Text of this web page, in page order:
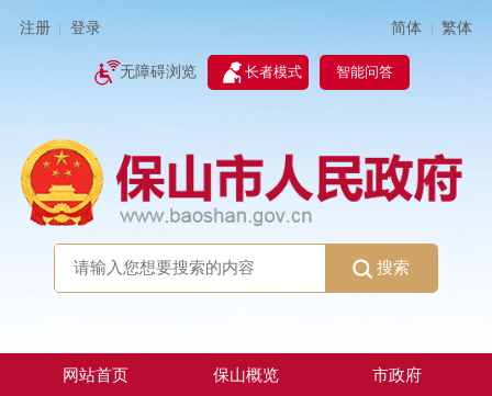
注册 登录 简体 | 繁体
无障碍浏览 长者模式 智能问答
搜索
网站首页 保山概览 市政府